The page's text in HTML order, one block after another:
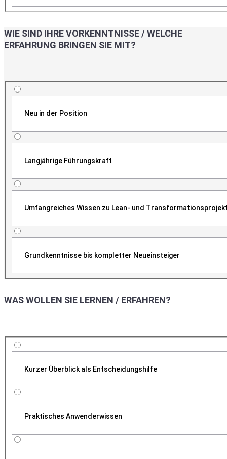
WIE SIND IHRE VORKENNTNISSE / WELCHE
ERFAHRUNG BRINGEN SIE MIT?
Neu in der Position
Langjährige Führungskraft
Umfangreiches Wissen zu Lean- und
Grundkenntnisse bis kompletter Neueinsteiger
WAS WOLLEN SIE LERNEN / ERFAHREN?
Kurzer Überblick als Entscheidungshilfe
Praktisches Anwenderwissen